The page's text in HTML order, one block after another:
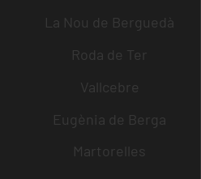
La Nou de Berguedà
Roda de Ter
Vallcebre
Eugènia de Berga
Martorelles